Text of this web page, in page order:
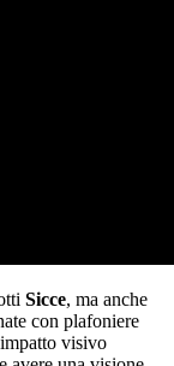
Sicce, ma anche
con plafoniere
visivo